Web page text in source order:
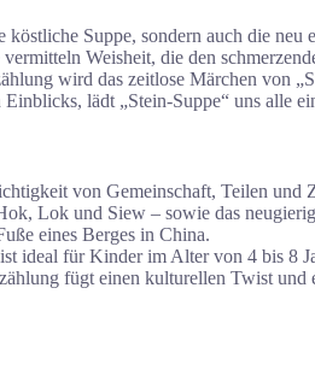
Suppe, sondern auch die
Weisheit, die den
wird das zeitlose Märchen von
lädt „Stein-Suppe“ uns alle
von Gemeinschaft, Teilen und
Lok und Siew – sowie das
eines Berges in China.
ideal für Kinder im Alter von 4 bis 8
fügt einen kulturellen Twist